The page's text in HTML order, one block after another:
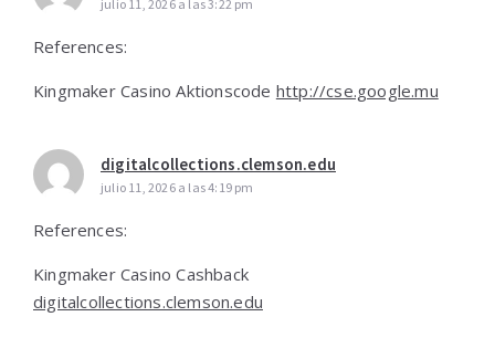
julio 11, 2026 a las 3:22 pm
References:
Kingmaker Casino Aktionscode http://cse.google.mu
digitalcollections.clemson.edu
julio 11, 2026 a las 4:19 pm
References:
Kingmaker Casino Cashback
digitalcollections.clemson.edu